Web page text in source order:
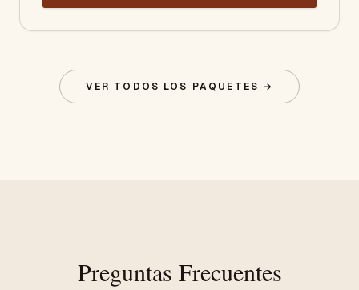
VER TODOS LOS PAQUETES →
Preguntas Frecuentes